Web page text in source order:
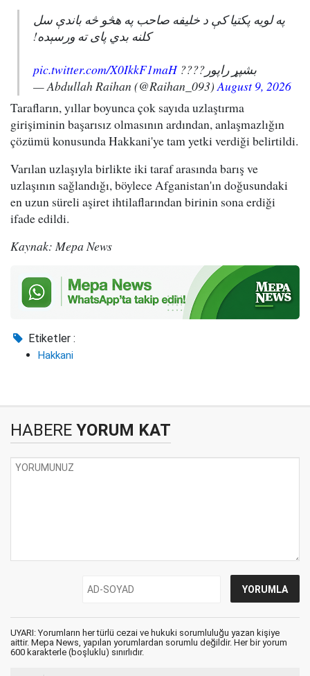
په لویه پکتیا کې د خلیفه صاحب په هڅو څه باندې سل
کلنه بدي پای ته ورسېده!
بشپړ راپور????pic.twitter.com/X0IkkF1maH
— Abdullah Raihan (@Raihan_093)August 9, 2026
Tarafların, yıllar boyunca çok sayıda uzlaştırma
girişiminin başarısız olmasının ardından, anlaşmazlığın
çözümü konusunda Hakkani'ye tam yetki verdiği belirtildi.
Varılan uzlaşıyla birlikte iki taraf arasında barış ve
uzlaşının sağlandığı, böylece Afganistan'ın doğusundaki
en uzun süreli aşiret ihtilaflarından birinin sona erdiği
ifade edildi.
Kaynak: Mepa News
Etiketler :
Hakkani
HABERE YORUM KAT
UYARI: Yorumların her türlü cezai ve hukuki sorumluluğu yazan kişiye
aittir. Mepa News, yapılan yorumlardan sorumlu değildir. Her bir yorum
600 karakterle (boşluklu) sınırlıdır.